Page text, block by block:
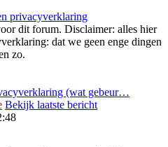
privacyverklaring
dit forum. Disclaimer: alles hier
dat we geen enge dingen
zo.
(wat gebeur…
Bekijk laatste bericht